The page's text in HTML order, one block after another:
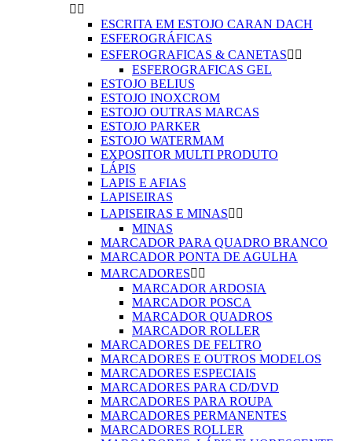
 
ESCRITA EM ESTOJO CARAN DACH
ESFEROGRÁFICAS
ESFEROGRAFICAS & CANETAS 
ESFEROGRAFICAS GEL
ESTOJO BELIUS
ESTOJO INOXCROM
ESTOJO OUTRAS MARCAS
ESTOJO PARKER
ESTOJO WATERMAM
EXPOSITOR MULTI PRODUTO
LÁPIS
LAPIS E AFIAS
LAPISEIRAS
LAPISEIRAS E MINAS 
MINAS
MARCADOR PARA QUADRO BRANCO
MARCADOR PONTA DE AGULHA
MARCADORES 
MARCADOR ARDOSIA
MARCADOR POSCA
MARCADOR QUADROS
MARCADOR ROLLER
MARCADORES DE FELTRO
MARCADORES E OUTROS MODELOS
MARCADORES ESPECIAIS
MARCADORES PARA CD/DVD
MARCADORES PARA ROUPA
MARCADORES PERMANENTES
MARCADORES ROLLER